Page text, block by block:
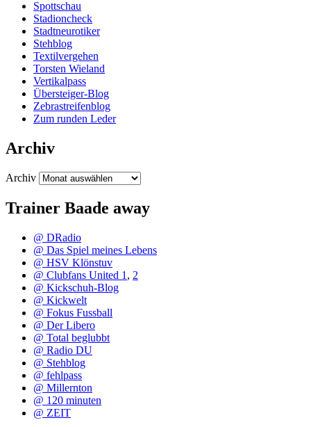
Spottschau
Stadioncheck
Stadtneurotiker
Stehblog
Textilvergehen
Torsten Wieland
Vertikalpass
Übersteiger-Blog
Zebrastreifenblog
Zum runden Leder
Archiv
Archiv
Trainer Baade away
@ DRadio
@ Das Spiel meines Lebens
@ HSV Klönstuv
@ Clubfans United 1 , 2
@ Kickschuh-Blog
@ Kickwelt
@ Fokus Fussball
@ Der Libero
@ Total beglubbt
@ Radio DU
@ Stehblog
@ fehlpass
@ Millernton
@ 120 minuten
@ ZEIT